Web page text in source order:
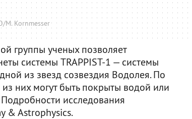
M. Kornmesser
группы ученых позволяет
системы TRAPPIST-1 — системы
из звезд созвездия Водолея. По
них могут быть покрыты водой или
исследования
& Astrophysics.